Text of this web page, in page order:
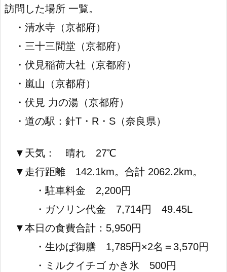
訪問した場所 一覧。
・清水寺（京都府）
・三十三間堂（京都府）
・伏見稲荷大社（京都府）
・嵐山（京都府）
・伏見 力の湯（京都府）
・道の駅：針T・R・S（奈良県）
▼天気： 晴れ 27℃
▼走行距離 142.1km。合計 2062.2km。
・駐車料金 2,200円
・ガソリン代金 7,714円 49.45L
▼本日の食費合計：5,950円
・生ゆば御膳 1,785円×2名＝3,570円
・ミルクイチゴ かき氷 500円